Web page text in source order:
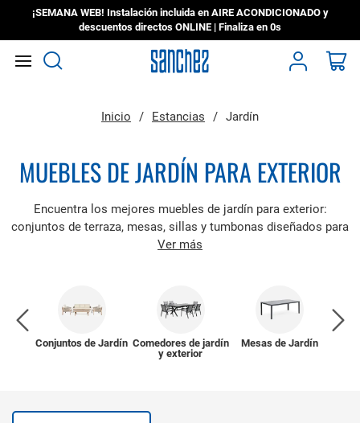
¡SEMANA WEB! Instalación incluida en AIRE ACONDICIONADO y
descuentos directos ONLINE | Finaliza en 0s
Inicio Estancias Jardín
MUEBLES DE JARDÍN PARA EXTERIOR
Encuentra los mejores muebles de jardín para exterior:
conjuntos de terraza, mesas, sillas y tumbonas diseñados para
resistir cualquier clima y disfrutar al aire libre.
Ver más
Conjuntos de Jardín Comedores de jardín
y exterior
Mesas de Jardín